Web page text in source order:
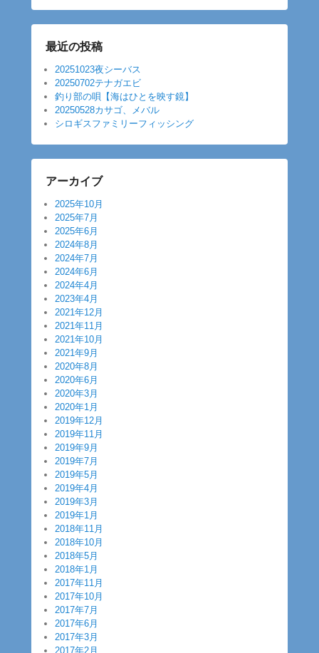
最近の投稿
20251023夜シーバス
20250702テナガエビ
釣り部の唄【海はひとを映す鏡】
20250528カサゴ、メバル
シロギスファミリーフィッシング
アーカイブ
2025年10月
2025年7月
2025年6月
2024年8月
2024年7月
2024年6月
2024年4月
2023年4月
2021年12月
2021年11月
2021年10月
2021年9月
2020年8月
2020年6月
2020年3月
2020年1月
2019年12月
2019年11月
2019年9月
2019年7月
2019年5月
2019年4月
2019年3月
2019年1月
2018年11月
2018年10月
2018年5月
2018年1月
2017年11月
2017年10月
2017年7月
2017年6月
2017年3月
2017年2月